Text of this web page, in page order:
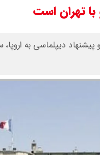
تهران است
دیپلماسی به